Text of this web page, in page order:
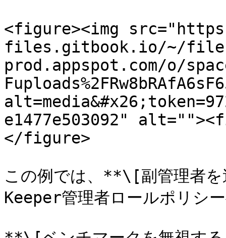
<figure><img
files.gitbook.io/~/
prod.appspot.com/o/
e1477e503092"
</figure>
この例では、**\[副管理者
Keeper管理者ロールポリシ